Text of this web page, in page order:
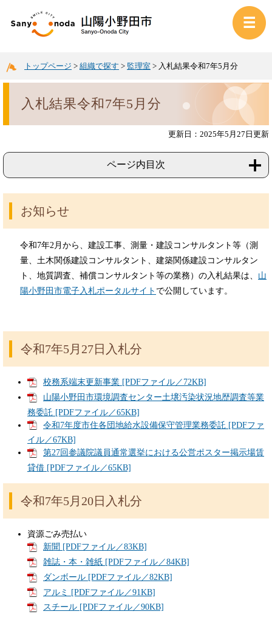
トップページ > 組織で探す > 監理室 > 入札結果令和7年5月分
入札結果令和7年5月分
更新日：2025年5月27日更新
ページ内目次
お知らせ
令和7年2月から、建設工事、測量・建設コンサルタント等（測
量、土木関係建設コンサルタント、建築関係建設コンサルタン
ト、地質調査、補償コンサルタント等の業務）の入札結果は、 山
陽小野田市電子入札ポータルサイト で公開しています。
令和7年5月27日入札分
校務系端末更新事業 [PDFファイル／72KB]
山陽小野田市環境調査センター土壌汚染状況地歴調査等業
務委託 [PDFファイル／65KB]
令和7年度市住各団地給水設備保守管理業務委託 [PDFファ
イル／67KB]
第27回参議院議員通常選挙における公営ポスター掲示場賃
貸借 [PDFファイル／65KB]
令和7年5月20日入札分
資源ごみ売払い
新聞 [PDFファイル／83KB]
雑誌・本・雑紙 [PDFファイル／84KB]
ダンボール [PDFファイル／82KB]
アルミ [PDFファイル／91KB]
スチール [PDFファイル／90KB]